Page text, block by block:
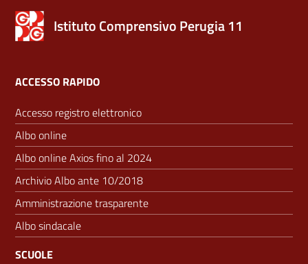
Istituto Comprensivo Perugia 11
ACCESSO RAPIDO
Accesso registro elettronico
Albo online
Albo online Axios fino al 2024
Archivio Albo ante 10/2018
Amministrazione trasparente
Albo sindacale
SCUOLE